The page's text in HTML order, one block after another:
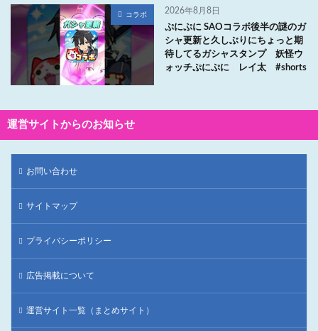
コラボ 2026年8月8日
ぷにぷに SAOコラボ後半の謎のガ
シャ更新と久しぶりにちょっと期
待してるガシャスタンプ 妖怪ウ
ォッチぷにぷに レイ太 #shorts
運営サイトからのお知らせ
お問い合わせ
サイトマップ
プライバシーポリシー
広告掲載について
運営サイト一覧（まとめサイト）